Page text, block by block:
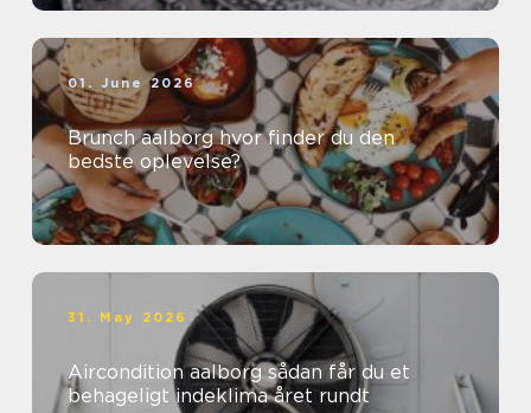
01. June 2026
Brunch aalborg hvor finder du den
bedste oplevelse?
31. May 2026
Aircondition aalborg sådan får du et
behageligt indeklima året rundt